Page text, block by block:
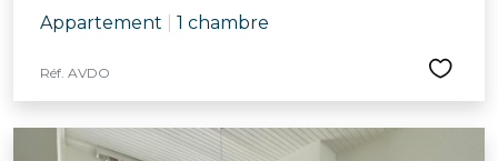
Appartement 1 chambre
Réf. AVDO